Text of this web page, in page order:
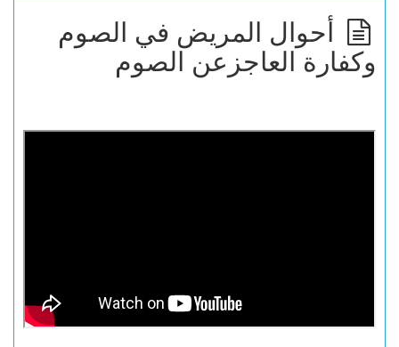
أحوال المريض في الصوم
وكفارة العاجزعن الصوم